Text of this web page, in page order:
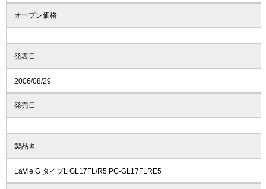
オープン価格
発表日
2006/08/29
発売日
製品名
LaVie G タイプL GL17FL/R5 PC-GL17FLRE5